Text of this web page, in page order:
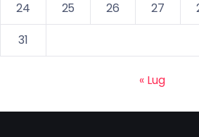
24
25 26 27
31
« Lug